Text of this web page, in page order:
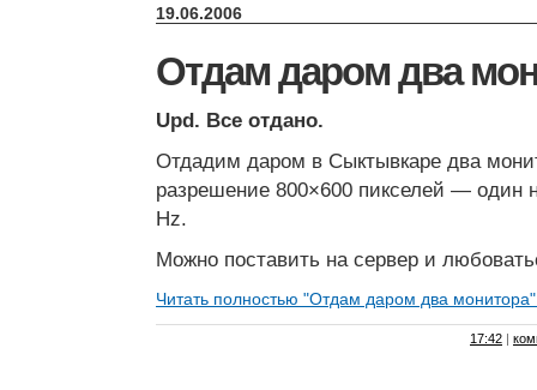
19.06.2006
Отдам даром два
Upd. Все отдано.
Отдадим даром в Сыктывкаре два
разрешение 800×600 пикселей — один
Hz.
Можно поставить на сервер и
Читать полностью "Отдам даром два
17:42 |